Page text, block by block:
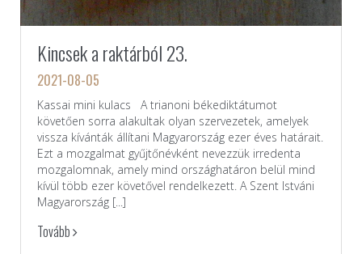
Kincsek a raktárból 23.
2021-08-05
Kassai mini kulacs A trianoni békediktátumot
követően sorra alakultak olyan szervezetek, amelyek
vissza kívánták állítani Magyarország ezer éves határait.
Ezt a mozgalmat gyűjtőnévként nevezzük irredenta
mozgalomnak, amely mind országhatáron belül mind
kívül több ezer követővel rendelkezett. A Szent Istváni
Magyarország [...]
Tovább